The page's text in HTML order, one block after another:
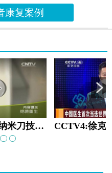
康复案例
央视报道大陆纳米刀技术手术：绝境重生